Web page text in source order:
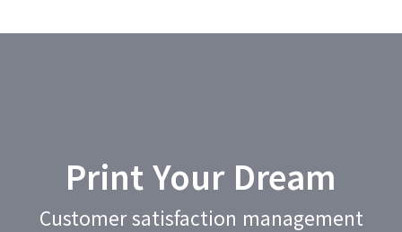
Print Your Dream
Customer satisfaction management